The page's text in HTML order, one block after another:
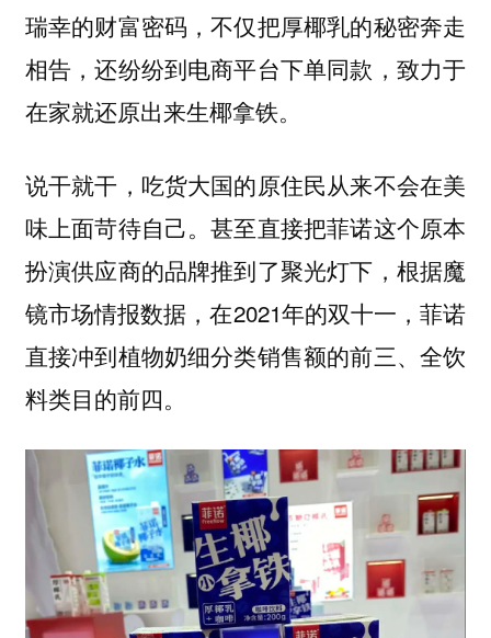
瑞幸的财富密码，不仅把厚椰乳的秘密奔走
相告，还纷纷到电商平台下单同款，致力于
在家就还原出来生椰拿铁。
说干就干，吃货大国的原住民从来不会在美
味上面苛待自己。甚至直接把菲诺这个原本
扮演供应商的品牌推到了聚光灯下，根据魔
镜市场情报数据，在2021年的双十一，菲诺
直接冲到植物奶细分类销售额的前三、全饮
料类目的前四。